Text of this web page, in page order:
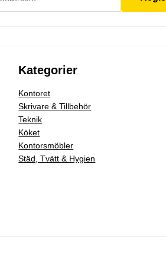
Kategorier
Kontoret
Skrivare & Tillbehör
Teknik
Köket
Kontorsmöbler
Städ, Tvätt & Hygien